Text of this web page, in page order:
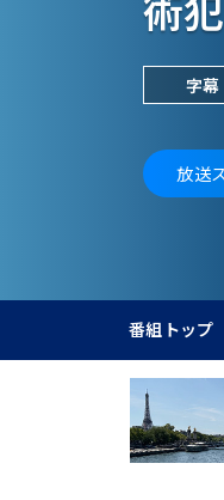
字幕
放送
番組トップ